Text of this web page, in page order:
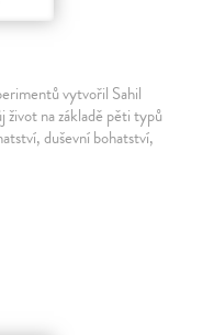
vytvořil Sahil
život na základě pěti typů
duševní bohatství,